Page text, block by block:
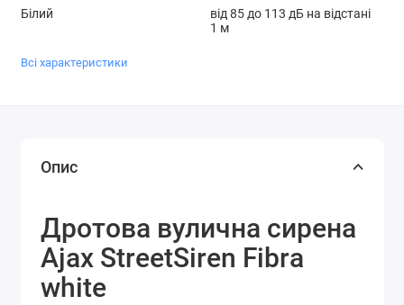
Білий
від 85 до 113 дБ на відстані
1 м
Всі характеристики
Опис
Дротова вулична сирена
Ajax StreetSiren Fibra
white